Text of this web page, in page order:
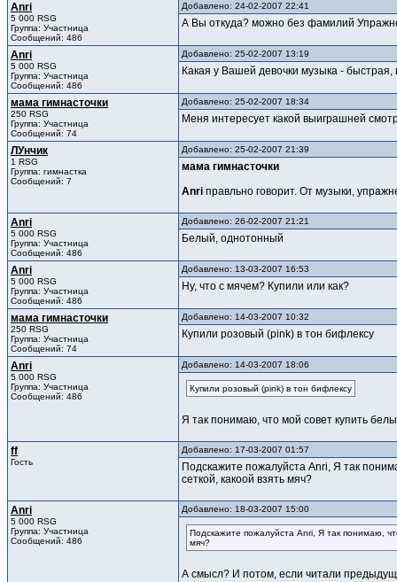
Anri
5 000 RSG
Группа: Участница
Сообщений: 486
Добавлено: 24-02-2007 22:41
А Вы откуда? можно без фамилий
Anri
5 000 RSG
Группа: Участница
Сообщений: 486
Добавлено: 25-02-2007 13:19
Какая у Вашей девочки музыка -
мама гимнасточки
250 RSG
Группа: Участница
Сообщений: 74
Добавлено: 25-02-2007 18:34
Меня интересует какой выиграшней
ЛУнчик
1 RSG
Группа: гимнастка
Сообщений: 7
Добавлено: 25-02-2007 21:39
мама гимнасточки
Anri правльно говорит. От музыки,
Anri
5 000 RSG
Группа: Участница
Сообщений: 486
Добавлено: 26-02-2007 21:21
Белый, однотонный
Anri
5 000 RSG
Группа: Участница
Сообщений: 486
Добавлено: 13-03-2007 16:53
Ну, что с мячем? Купили или как?
мама гимнасточки
250 RSG
Группа: Участница
Сообщений: 74
Добавлено: 14-03-2007 10:32
Купили розовый (pink) в тон бифлексу
Anri
5 000 RSG
Группа: Участница
Сообщений: 486
Добавлено: 14-03-2007 18:06
Купили розовый (pink) в тон бифлексу
Я так понимаю, что мой совет купить
ff
Гость
Добавлено: 17-03-2007 01:57
Подскажите пожалуйста Anri, Я так
сеткой, какоой взять мяч?
Anri
5 000 RSG
Группа: Участница
Сообщений: 486
Добавлено: 18-03-2007 15:00
Подскажите пожалуйста Anri, Я так понимаю,
мяч?
А смысл? И потом, если читали